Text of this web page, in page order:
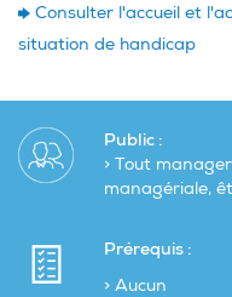
Consulter l'accueil et
situation de handicap
Public :
> Tout
managériale,
Prérequis :
> Aucun